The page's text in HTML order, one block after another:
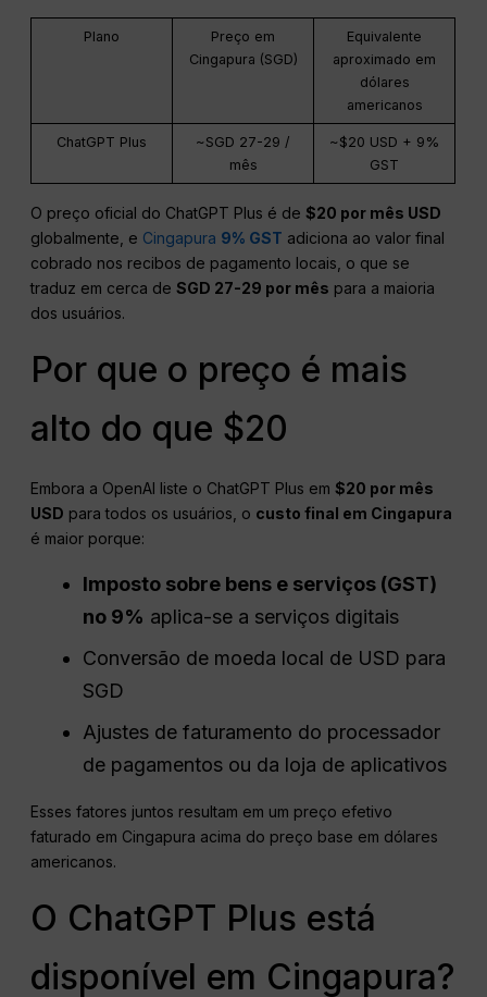
Plano
Preço em
Cingapura (SGD)
Equivalente
aproximado em
dólares
americanos
ChatGPT Plus
~SGD 27-29 /
mês
~$20 USD + 9%
GST
O preço oficial do ChatGPT Plus é de$20 por mês USD
globalmente, e Cingapura 9% GST adiciona ao valor final
cobrado nos recibos de pagamento locais, o que se
traduz em cerca deSGD 27-29 por mês para a maioria
dos usuários.
Por que o preço é mais
alto do que $20
Embora a OpenAI liste o ChatGPT Plus em$20 por mês
USD para todos os usuários, o custo final em Cingapura
é maior porque:
Imposto sobre bens e serviços (GST)
no 9% aplica-se a serviços digitais
Conversão de moeda local de USD para
SGD
Ajustes de faturamento do processador
de pagamentos ou da loja de aplicativos
Esses fatores juntos resultam em um preço efetivo
faturado em Cingapura acima do preço base em dólares
americanos.
O ChatGPT Plus está
disponível em Cingapura?